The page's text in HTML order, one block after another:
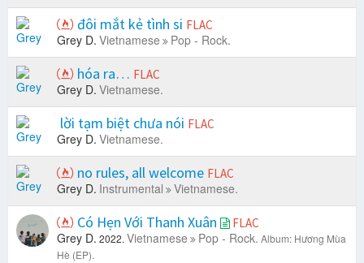
đôi mắt kẻ tình si FLAC
Grey D. Vietnamese Pop - Rock.
hóa ra… FLAC
Grey D. Vietnamese.
lời tạm biệt chưa nói FLAC
Grey D. Vietnamese.
no rules, all welcome FLAC
Grey D. Instrumental Vietnamese.
Có Hẹn Với Thanh Xuân FLAC
Grey D. 2022. Vietnamese Pop - Rock. Album: Hương Mùa
Hè (EP).